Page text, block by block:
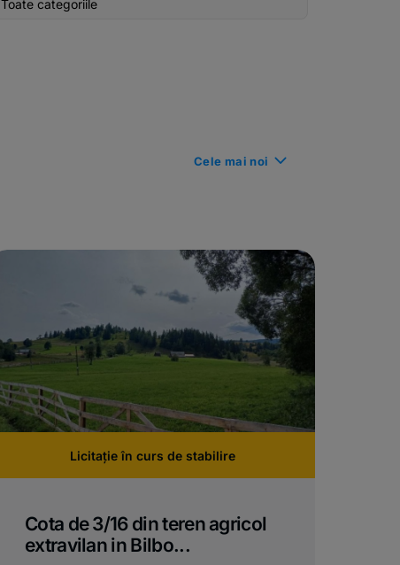
Toate categoriile
Cele mai noi n
Licitație în curs de stabilire
Cota de 3/16 din teren agricol
extravilan in Bilbo...